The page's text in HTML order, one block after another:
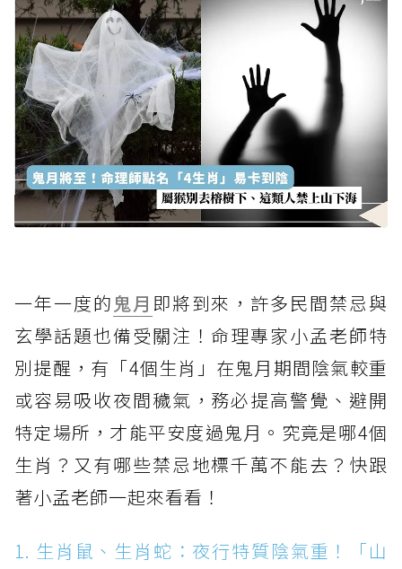
一年一度的鬼月 即將到來，許多民間禁忌與
玄學話題也備受關注！命理專家小孟老師特
別提醒，有「4個生肖」在鬼月期間陰氣較重
或容易吸收夜間穢氣，務必提高警覺、避開
特定場所，才能平安度過鬼月。究竟是哪4個
生肖？又有哪些禁忌地標千萬不能去？快跟
著小孟老師一起來看看！
1. 生肖鼠、生肖蛇：夜行特質陰氣重！「山